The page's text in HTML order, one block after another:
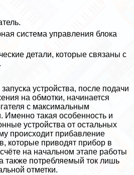
система управления блока
детали, которые связаны с
устройства, после подачи
на обмотки, начинается
с максимальным
Именно такая особенность и
устройства от остальных
происходит прибавление
которые приводят прибор в
на начальном этапе работы
также потрeбляемый ток лишь
отметки.